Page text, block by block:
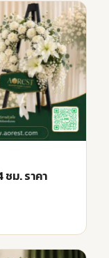
ม. ราคา